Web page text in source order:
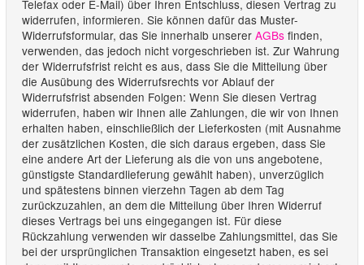
Telefax oder E-Mail) über Ihren Entschluss, diesen Vertrag zu
widerrufen, informieren. Sie können dafür das Muster-
Widerrufsformular, das Sie innerhalb unserer AGBs finden,
verwenden, das jedoch nicht vorgeschrieben ist. Zur Wahrung
der Widerrufsfrist reicht es aus, dass Sie die Mitteilung über
die Ausübung des Widerrufsrechts vor Ablauf der
Widerrufsfrist absenden Folgen: Wenn Sie diesen Vertrag
widerrufen, haben wir Ihnen alle Zahlungen, die wir von Ihnen
erhalten haben, einschließlich der Lieferkosten (mit Ausnahme
der zusätzlichen Kosten, die sich daraus ergeben, dass Sie
eine andere Art der Lieferung als die von uns angebotene,
günstigste Standardlieferung gewählt haben), unverzüglich
und spätestens binnen vierzehn Tagen ab dem Tag
zurückzuzahlen, an dem die Mitteilung über Ihren Widerruf
dieses Vertrags bei uns eingegangen ist. Für diese
Rückzahlung verwenden wir dasselbe Zahlungsmittel, das Sie
bei der ursprünglichen Transaktion eingesetzt haben, es sei